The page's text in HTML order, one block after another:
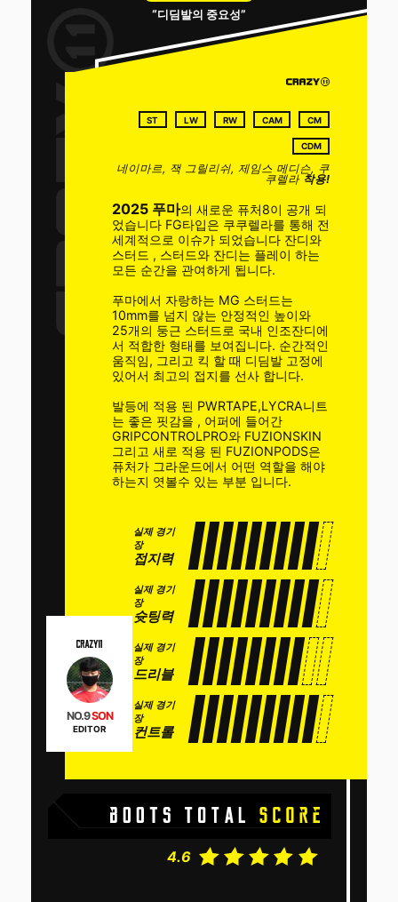
“디딤발의 중요성”
네이마르, 잭 그릴리쉬, 제임스 메디슨, 쿠
쿠렐라 착용!
ST LW RW CAM CM
CDM
2025 푸마의 새로운 퓨처8이 공개 되
었습니다 FG타입은 쿠쿠렐라를 통해 전
세계적으로 이슈가 되었습니다 잔디와
스터드 , 스터드와 잔디는 플레이 하는
모든 순간을 관여하게 됩니다.
푸마에서 자랑하는 MG 스터드는
10mm를 넘지 않는 안정적인 높이와
25개의 둥근 스터드로 국내 인조잔디에
서 적합한 형태를 보여집니다. 순간적인
움직임, 그리고 킥 할 때 디딤발 고정에
있어서 최고의 접지를 선사 합니다.
발등에 적용 된 PWRTAPE,LYCRA니트
는 좋은 핏감을 , 어퍼에 들어간
GRIPCONTROLPRO와 FUZIONSKIN
그리고 새로 적용 된 FUZIONPODS은
퓨처가 그라운드에서 어떤 역할을 해야
하는지 엿볼수 있는 부분 입니다.
실제 경기
장
접지력
실제 경기
장
슛팅력
실제 경기
장
드리블
실제 경기
장
컨트롤
NO.9SON
EDITOR
4.6